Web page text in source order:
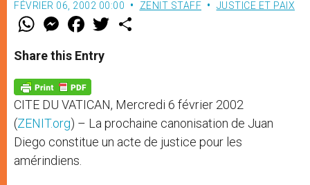
FÉVRIER 06, 2002 00:00 ZENIT STAFF JUSTICE ET PAIX
W
t
s
p
p
M
e
s
e
g
e
r
F
a
e
b
o
k
w
Share this Entry
CITE DU VATICAN, Mercredi 6 février 2002
(ZENIT.org) – La prochaine canonisation de Juan
Diego constitue un acte de justice pour les
amérindiens.